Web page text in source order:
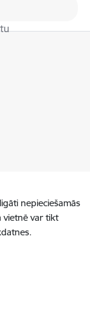
nepieciešamās
vietnē var tikt